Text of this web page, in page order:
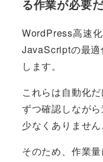
る作業が必要
WordPress高速
JavaScriptの最適
します。
これらは自動化
ずつ確認しなが
少なくありません
そのため、作業